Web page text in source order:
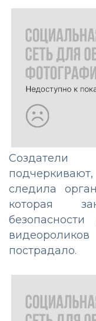
следила
которая
пострадало.